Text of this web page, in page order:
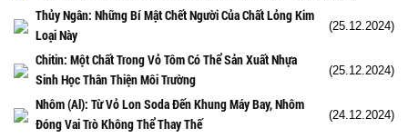
Thủy Ngân: Những Bí Mật Chết Người Của Chất Lỏng Kim
Loại Này
(25.12.2024)
Chitin: Một Chất Trong Vỏ Tôm Có Thể Sản Xuất Nhựa
Sinh Học Thân Thiện Môi Trường
(25.12.2024)
Nhôm (Al): Từ Vỏ Lon Soda Đến Khung Máy Bay, Nhôm
Đóng Vai Trò Không Thể Thay Thế
(24.12.2024)